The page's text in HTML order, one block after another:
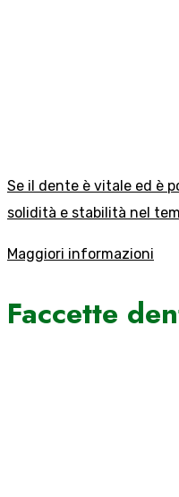
Se il dente è vitale ed è
solidità e stabilità nel
Maggiori informazioni
Faccette